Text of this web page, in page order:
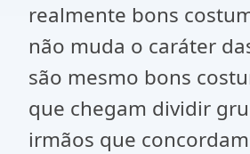
realmente bons
não muda o caráter
são mesmo bons
que chegam dividir
irmãos que